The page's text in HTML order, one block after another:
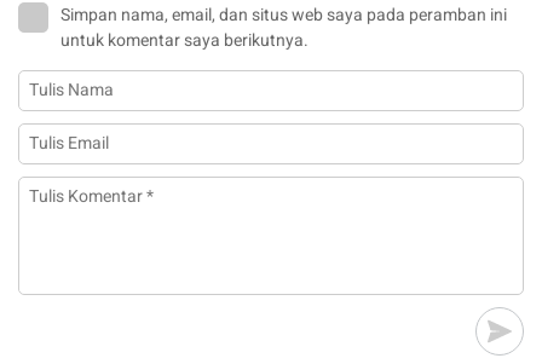
Simpan nama, email, dan situs web saya pada peramban ini
untuk komentar saya berikutnya.